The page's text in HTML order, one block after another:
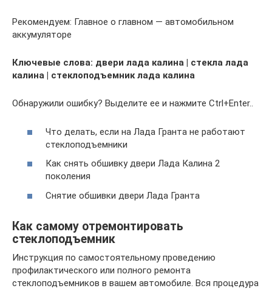
Рекомендуем: Главное о главном — автомобильном
аккумуляторе
Ключевые слова: двери лада калина | стекла лада
калина | стеклоподъемник лада калина
Обнаружили ошибку? Выделите ее и нажмите Ctrl+Enter..
Что делать, если на Лада Гранта не работают
стеклоподъемники
Как снять обшивку двери Лада Калина 2
поколения
Снятие обшивки двери Лада Гранта
Как самому отремонтировать
стеклоподъемник
Инструкция по самостоятельному проведению
профилактического или полного ремонта
стеклоподъемников в вашем автомобиле. Вся процедура